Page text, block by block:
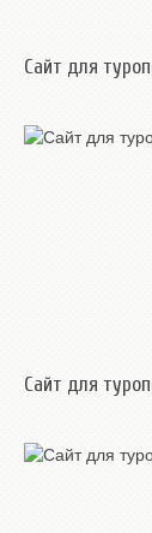
Сайт для
Сайт для